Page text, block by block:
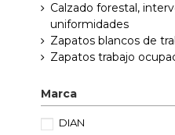
Calzado forestal,
uniformidades
Zapatos blancos de
Zapatos trabajo
Marca
DIAN